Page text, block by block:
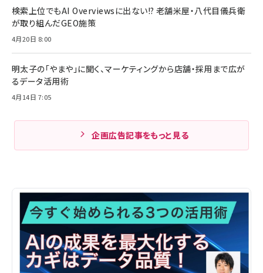
検索上位でもAI Overviewsに出ない!? 老舗米屋・八代目儀兵衛
が取り組んだGEO施策
4月20日 8:00
明太子の「やまや」に聞く、マーケティングから店舗・採用まで広が
るデータ活用術
4月14日 7:05
企画広告記事をもっと見る